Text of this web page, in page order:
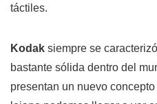
táctiles.
Kodak siempre se
bastante sólida dentro del
presentan un nuevo